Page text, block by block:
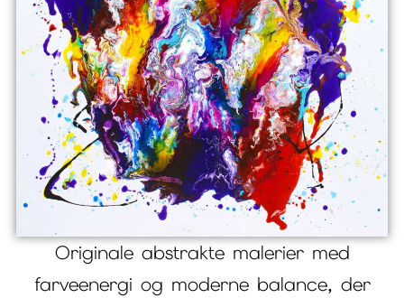
Originale abstrakte malerier med
farveenergi og moderne balance, der